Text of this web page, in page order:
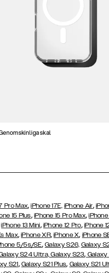
skal
Pro Max,iPhone 17E, iPhone Air,
15 Plus, iPhone 15 Pro Max,iPhone
iPhone 13 Mini, iPhone 12 Pro, iPhone
Max,iPhone XR,iPhone X, iPhone
5/5s/SE,Galaxy S26, Galaxy
S24 Ultra, Galaxy S23, Galaxy
S21, Galaxy S21 Plus, Galaxy S21